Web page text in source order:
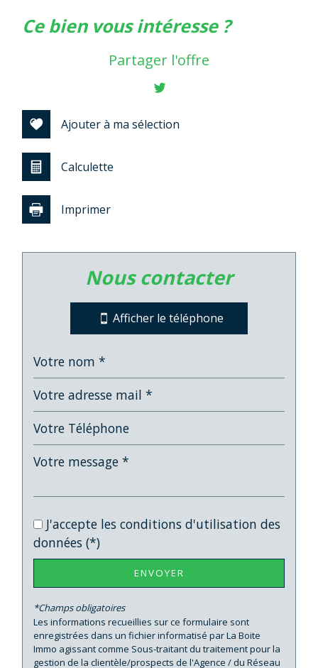
la ville de commercy (55200)
Collège
École maternelle
École primaire
Lycée
Gare ferroviaire
Presse et Tabac
Nombre d'habitants
Propriétaires (vs. locataires)
40,20 %
Taxe habitation
20,32 %
ce bien vous intéresse ?
Partager l'offre
Ajouter à ma sélection
Calculette
Imprimer
nous contacter
Afficher le téléphone
J'accepte les conditions d'utilisation des
données (*)
ENVOYER
*Champs obligatoires
Les informations recueillies sur ce formulaire sont
enregistrées dans un fichier informatisé par La Boite
Immo agissant comme Sous-traitant du traitement pour la
gestion de la clientèle/prospects de l'Agence / du Réseau